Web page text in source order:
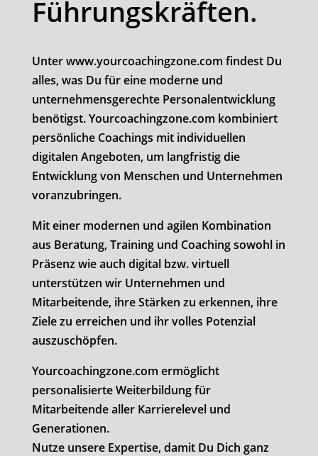
Führungskräften.
Unter www.yourcoachingzone.com findest Du
alles, was Du für eine moderne und
unternehmensgerechte Personalentwicklung
benötigst. Yourcoachingzone.com kombiniert
persönliche Coachings mit individuellen
digitalen Angeboten, um langfristig die
Entwicklung von Menschen und Unternehmen
voranzubringen.
Mit einer modernen und agilen Kombination
aus Beratung, Training und Coaching sowohl in
Präsenz wie auch digital bzw. virtuell
unterstützen wir Unternehmen und
Mitarbeitende, ihre Stärken zu erkennen, ihre
Ziele zu erreichen und ihr volles Potenzial
auszuschöpfen.
Yourcoachingzone.com ermöglicht
personalisierte Weiterbildung für
Mitarbeitende aller Karrierelevel und
Generationen.
Nutze unsere Expertise, damit Du Dich ganz